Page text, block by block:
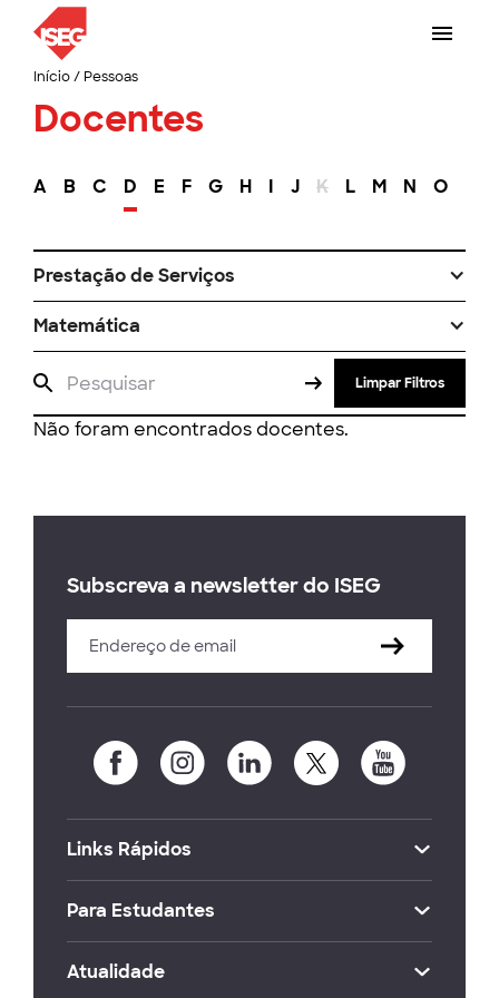
Início/ Pessoas
Docentes
A B C D E F G H I J K L M N O
Prestação de Serviços
Matemática
Limpar Filtros
Não foram encontrados docentes.
Subscreva a newsletter do ISEG
Links Rápidos
Para Estudantes
Atualidade